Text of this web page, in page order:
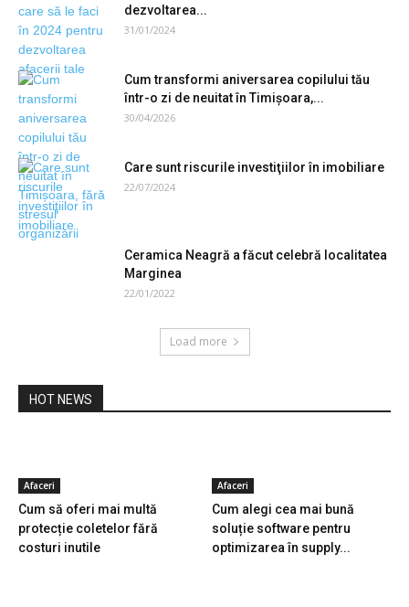
dezvoltarea...
31/01/2024
Cum transformi aniversarea copilului tău
într-o zi de neuitat în Timișoara,...
30/04/2026
Care sunt riscurile investiţiilor în imobiliare
22/07/2024
Ceramica Neagră a făcut celebră localitatea
Marginea
22/01/2022
Load more
HOT NEWS
Afaceri
Cum să oferi mai multă
protecție coletelor fără
costuri inutile
Afaceri
Cum alegi cea mai bună
soluție software pentru
optimizarea în supply...